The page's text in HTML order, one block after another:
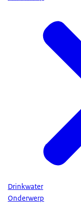
Drinkwater
Onderwerp